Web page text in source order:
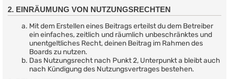
2. EINRÄUMUNG VON NUTZUNGSRECHTEN
Mit dem Erstellen eines Beitrags erteilst du dem Betreiber
ein einfaches, zeitlich und räumlich unbeschränktes und
unentgeltliches Recht, deinen Beitrag im Rahmen des
Boards zu nutzen.
Das Nutzungsrecht nach Punkt 2, Unterpunkt a bleibt auch
nach Kündigung des Nutzungsvertrages bestehen.